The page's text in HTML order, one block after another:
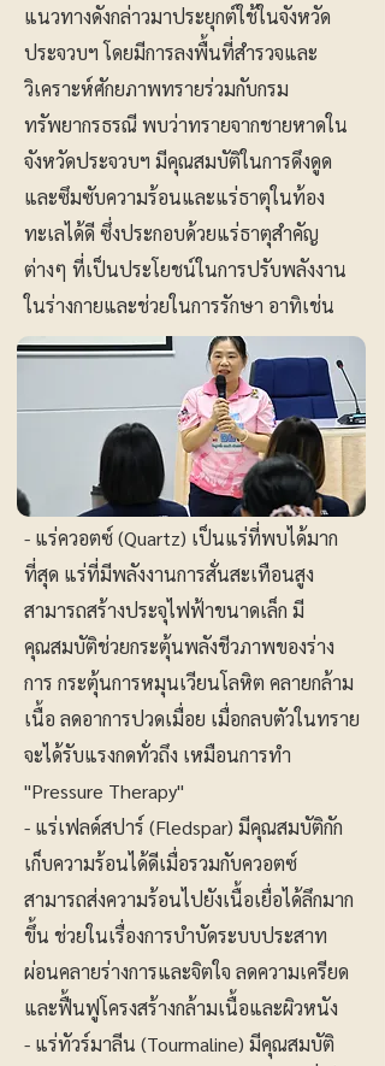
แนวทางดังกล่าวมาประยุกต์ใช้ในจังหวัด
ประจวบฯ โดยมีการลงพื้นที่สำรวจและ
วิเคราะห์ศักยภาพทรายร่วมกับกรม
ทรัพยากรธรณี พบว่าทรายจากชายหาดใน
จังหวัดประจวบฯ มีคุณสมบัติในการดึงดูด
และซึมซับความร้อนและแร่ธาตุในท้อง
ทะเลได้ดี ซึ่งประกอบด้วยแร่ธาตุสำคัญ
ต่างๆ ที่เป็นประโยชน์ในการปรับพลังงาน
ในร่างกายและช่วยในการรักษา อาทิเช่น
- แร่ควอตซ์ (Quartz) เป็นแร่ที่พบได้มาก
ที่สุด แร่ที่มีพลังงานการสั่นสะเทือนสูง
สามารถสร้างประจุไฟฟ้าขนาดเล็ก มี
คุณสมบัติช่วยกระตุ้นพลังชีวภาพของร่าง
การ กระตุ้นการหมุนเวียนโลหิต คลายกล้าม
เนื้อ ลดอาการปวดเมื่อย เมื่อกลบตัวในทราย
จะได้รับแรงกดทั่วถึง เหมือนการทำ
"Pressure Therapy"
- แร่เฟลด์สปาร์ (Fledspar) มีคุณสมบัติกัก
เก็บความร้อนได้ดีเมื่อรวมกับควอตซ์
สามารถส่งความร้อนไปยังเนื้อเยื่อได้ลึกมาก
ขึ้น ช่วยในเรื่องการบำบัดระบบประสาท
ผ่อนคลายร่างการและจิตใจ ลดความเครียด
และฟื้นฟูโครงสร้างกล้ามเนื้อและผิวหนัง
- แร่ทัวร์มาลีน (Tourmaline) มีคุณสมบัติ